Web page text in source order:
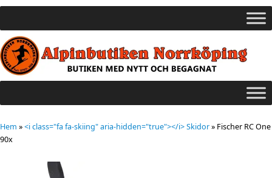
Hem »<i class="fa fa-skiing" aria-hidden="true"></i> Skidor» Fischer RC One
90x